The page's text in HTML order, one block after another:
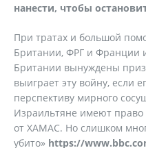
нанести, чтобы
При тратах и большой
Британии, ФРГ и Франции
Британии вынуждены
выиграет эту войну, если
перспективу мирного
Израильтяне имеют право
от ХАМАС. Но слишком
убито» https://